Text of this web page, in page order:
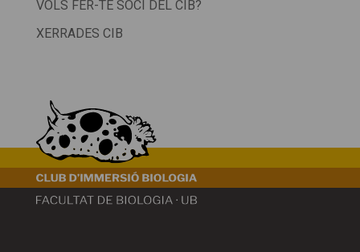
VOLS FER-TE SOCI DEL CIB?
XERRADES CIB